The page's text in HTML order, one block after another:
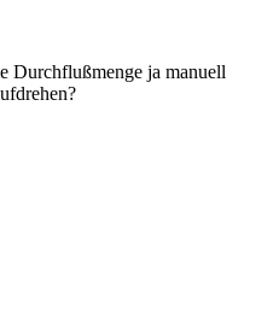
Durchflußmenge ja manuell